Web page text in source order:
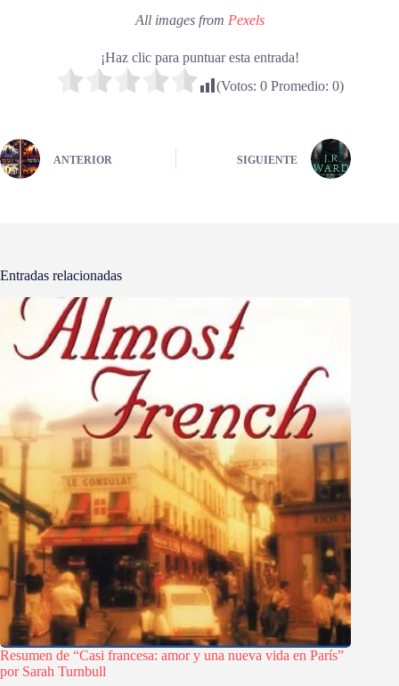
All images from Pexels
¡Haz clic para puntuar esta entrada!
(Votos: 0Promedio: 0)
ANTERIOR SIGUIENTE
Entradas relacionadas
Resumen de “Casi francesa: amor y una nueva vida en París”
por Sarah Turnbull